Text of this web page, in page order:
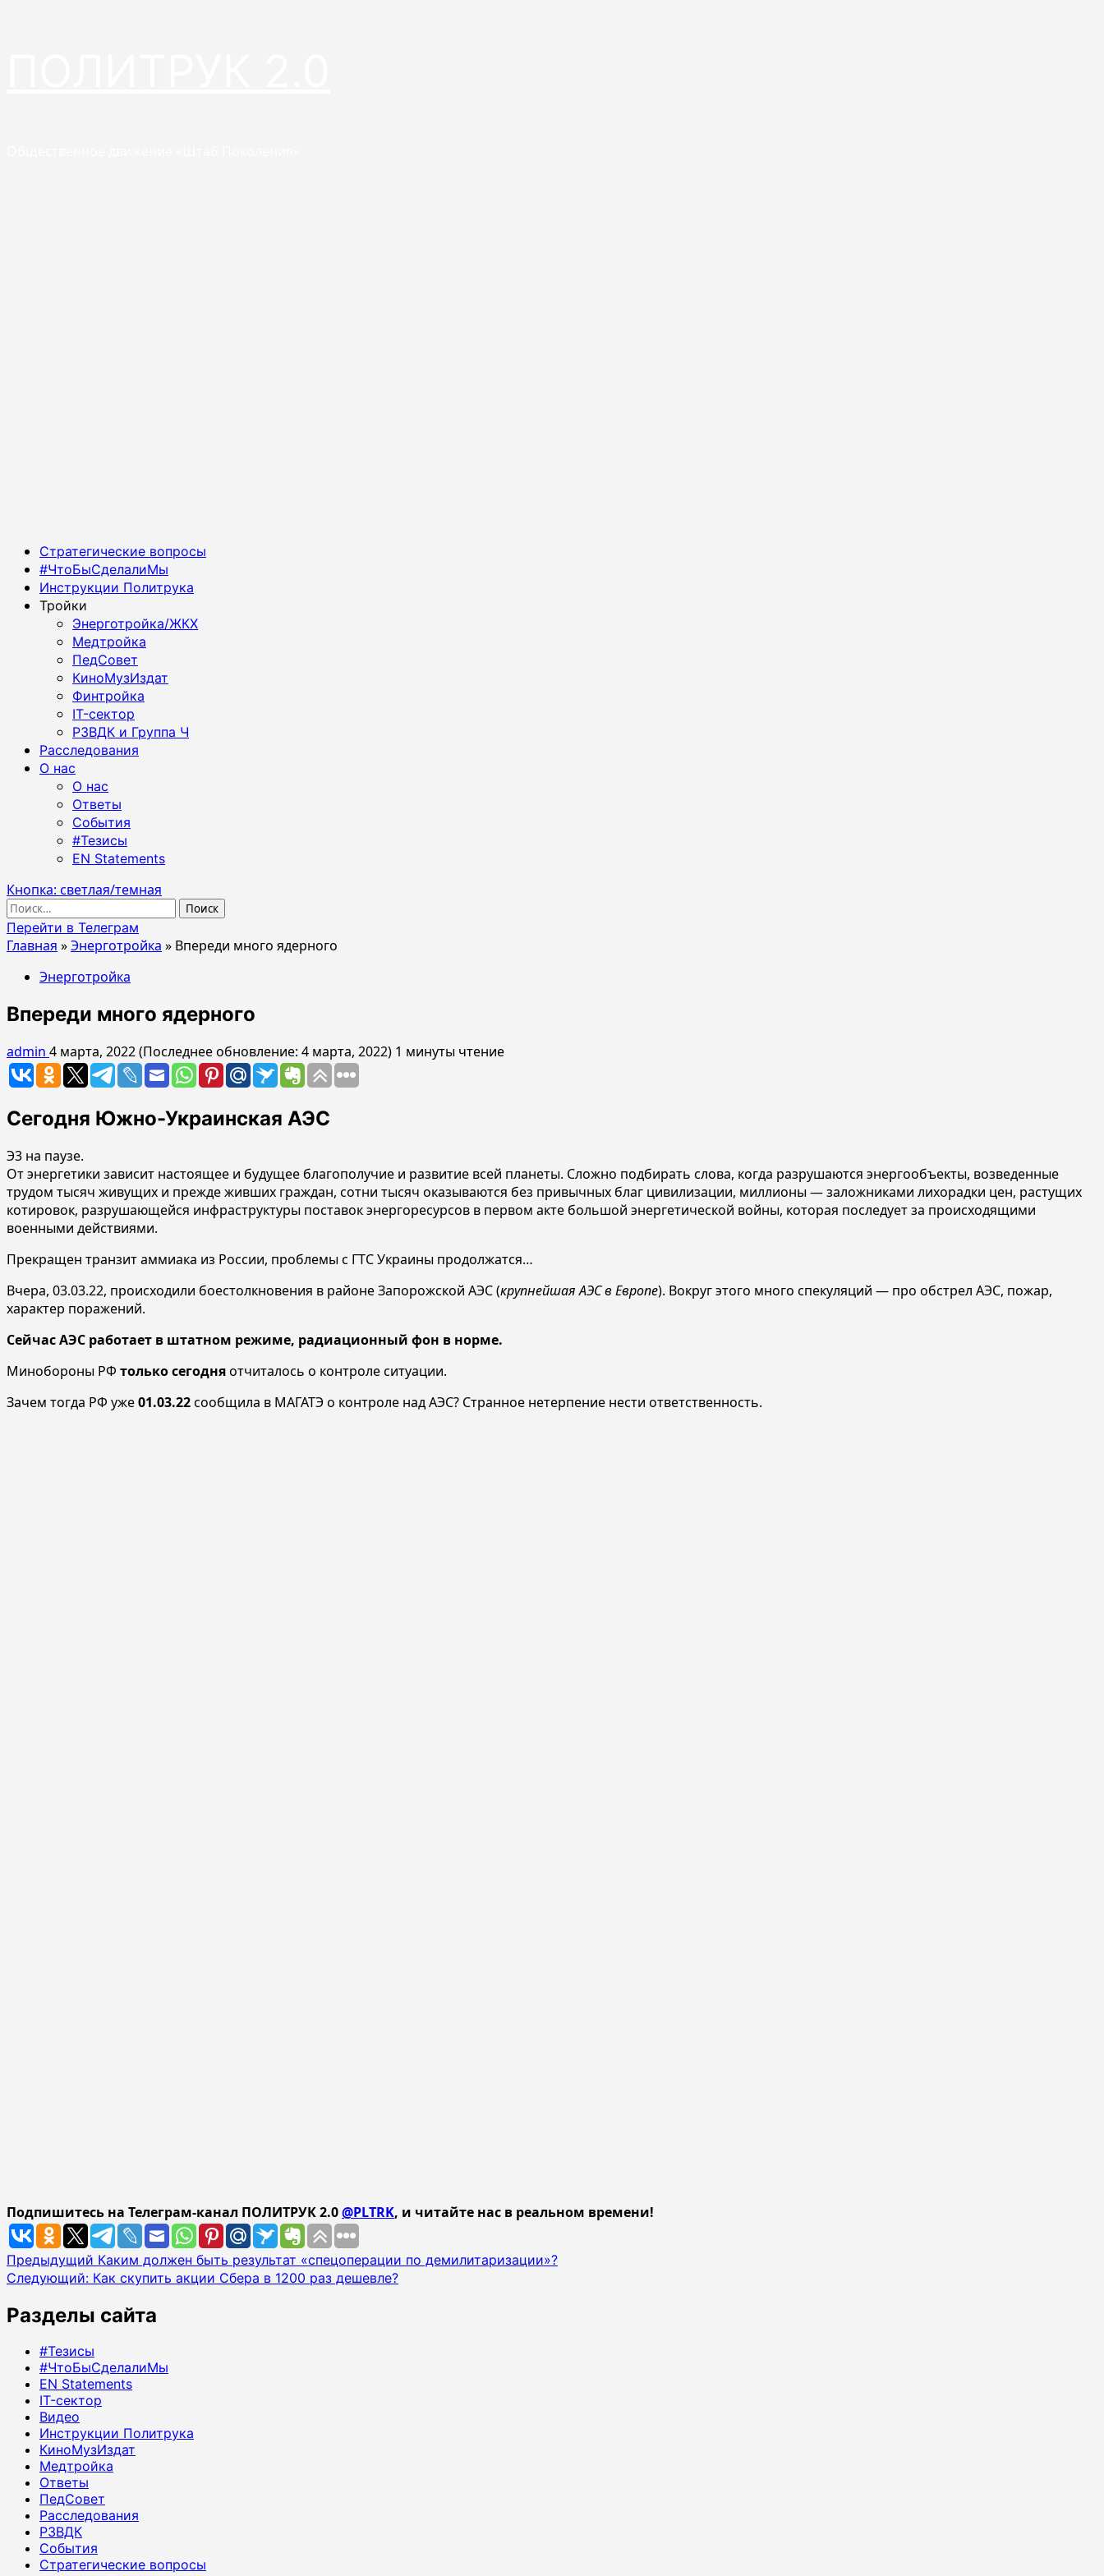
Основное
меню
Стратегические вопросы
#ЧтоБыСделалиМы
Инструкции Политрука
Тройки
Энерготройка/ЖКХ
Медтройка
ПедСовет
КиноМузИздат
Финтройка
IT-сектор
РЗВДК и Группа Ч
Расследования
О нас
О нас
Ответы
События
#Тезисы
EN Statements
Кнопка: светлая/темная
Найти:
Перейти в Телеграм
Главная »Энерготройка » Впереди много ядерного
Энерготройка
Впереди много ядерного
admin 4 марта, 2022 (Последнее обновление: 4 марта, 2022) 1 минуты чтение
Сегодня Южно-Украинская АЭС
Э3 на паузе.
От энергетики зависит настоящее и будущее благополучие и развитие всей планеты. Сложно подбирать слова, когда разрушаются энергообъекты, возведенные
трудом тысяч живущих и прежде живших граждан, сотни тысяч оказываются без привычных благ цивилизации, миллионы — заложниками лихорадки цен, растущих
котировок, разрушающейся инфраструктуры поставок энергоресурсов в первом акте большой энергетической войны, которая последует за происходящими
военными действиями.
Прекращен транзит аммиака из России, проблемы с ГТС Украины продолжатся…
Вчера, 03.03.22, происходили боестолкновения в районе Запорожской АЭС (крупнейшая АЭС в Европе). Вокруг этого много спекуляций — про обстрел АЭС, пожар,
характер поражений.
Сейчас АЭС работает в штатном режиме, радиационный фон в норме.
Минобороны РФ только сегодняотчиталось о контроле ситуации.
Зачем тогда РФ уже01.03.22сообщила в МАГАТЭ о контроле над АЭС? Странное нетерпение нести ответственность.
Подпишитесь на Телеграм-канал ПОЛИТРУК 2.0@PLTRK, и читайте нас в реальном времени!
Навигация
записи
Предыдущий Каким должен быть результат «спецоперации по демилитаризации»?
Следующий: Как скупить акции Сбера в 1200 раз дешевле?
Разделы сайта
#Тезисы
#ЧтоБыСделалиМы
EN Statements
IT-сектор
Видео
Инструкции Политрука
КиноМузИздат
Медтройка
Ответы
ПедСовет
Расследования
РЗВДК
События
Стратегические вопросы